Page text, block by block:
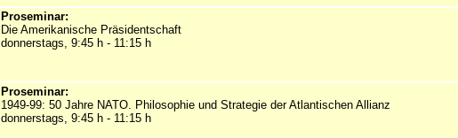
Proseminar:
Die Amerikanische Präsidentschaft
donnerstags, 9:45 h - 11:15 h
Proseminar:
1949-99: 50 Jahre NATO. Philosophie und Strategie der Atlantischen Allianz
donnerstags, 9:45 h - 11:15 h